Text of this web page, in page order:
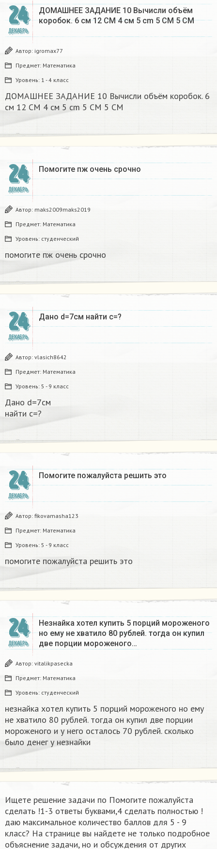
24
ДЕКАБРЬ
ДОМАШНЕЕ ЗАДАНИЕ 10 Вычисли объём
коробок. 6 см 12 CM 4 см 5 cm 5 CM 5 CM​
Автор: igromax77
Предмет: Математика
Уровень: 1 - 4 класс
ДОМАШНЕЕ ЗАДАНИЕ 10 Вычисли объём коробок. 6
см 12 CM 4 см 5 cm 5 CM 5 CM​
24
ДЕКАБРЬ
Помогите пж очень срочно​
Автор: maks2009maks2019
Предмет: Математика
Уровень: студенческий
помогите пж очень срочно​
24
ДЕКАБРЬ
Дано d=7см найти с=?​
Автор: vlasich8642
Предмет: Математика
Уровень: 5 - 9 класс
Дано d=7см
найти с=?​
24
ДЕКАБРЬ
Помогите пожалуйста решить это
Автор: fikovamasha123
Предмет: Математика
Уровень: 5 - 9 класс
помогите пожалуйста решить это
24
ДЕКАБРЬ
Незнайка хотел купить 5 порций мороженого
но ему не хватило 80 рублей. тогда он купил
две порции мороженого…
Автор: vitalikpasecka
Предмет: Математика
Уровень: студенческий
незнайка хотел купить 5 порций мороженого но ему
не хватило 80 рублей. тогда он купил две порции
мороженого и у него осталось 70 рублей. сколько
было денег у незнайки
Ищете решение задачи по Помогите пожалуйста
сделать !1-3 ответы буквами,4 сделать полностью !
даю максимальное количество баллов для 5 - 9
класс? На странице вы найдете не только подробное
объяснение задачи, но и обсуждения от других